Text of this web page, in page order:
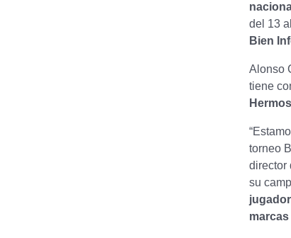
del 13
Bien
Alonso
tiene
torneo
director
su
marcas